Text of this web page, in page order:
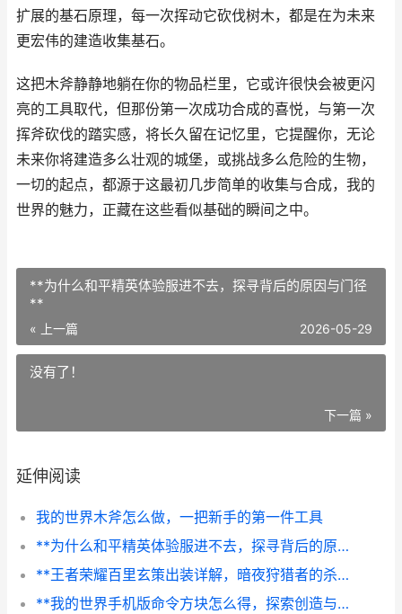
扩展的基石原理，每一次挥动它砍伐树木，都是在为未来
更宏伟的建造收集基石。
这把木斧静静地躺在你的物品栏里，它或许很快会被更闪
亮的工具取代，但那份第一次成功合成的喜悦，与第一次
挥斧砍伐的踏实感，将长久留在记忆里，它提醒你，无论
未来你将建造多么壮观的城堡，或挑战多么危险的生物，
一切的起点，都源于这最初几步简单的收集与合成，我的
世界的魅力，正藏在这些看似基础的瞬间之中。
**为什么和平精英体验服进不去，探寻背后的原因与门径
**
« 上一篇 2026-05-29
没有了！
下一篇 »
延伸阅读
我的世界木斧怎么做，一把新手的第一件工具
**为什么和平精英体验服进不去，探寻背后的原因与门径**
**王者荣耀百里玄策出装详解，暗夜狩猎者的杀戮艺术**
**我的世界手机版命令方块怎么得，探索创造与命令的核心之路**